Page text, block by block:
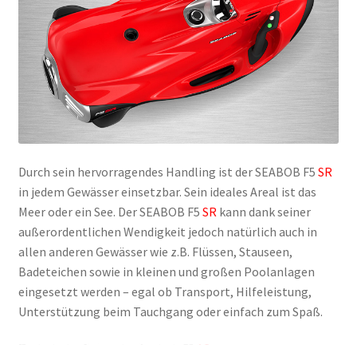
Durch sein hervorragendes Handling ist der SEABOB F5 SR
in jedem Gewässer einsetzbar. Sein ideales Areal ist das
Meer oder ein See. Der SEABOB F5 SR kann dank seiner
außerordentlichen Wendigkeit jedoch natürlich auch in
allen anderen Gewässer wie z.B. Flüssen, Stauseen,
Badeteichen sowie in kleinen und großen Poolanlagen
eingesetzt werden – egal ob Transport, Hilfeleistung,
Unterstützung beim Tauchgang oder einfach zum Spaß.